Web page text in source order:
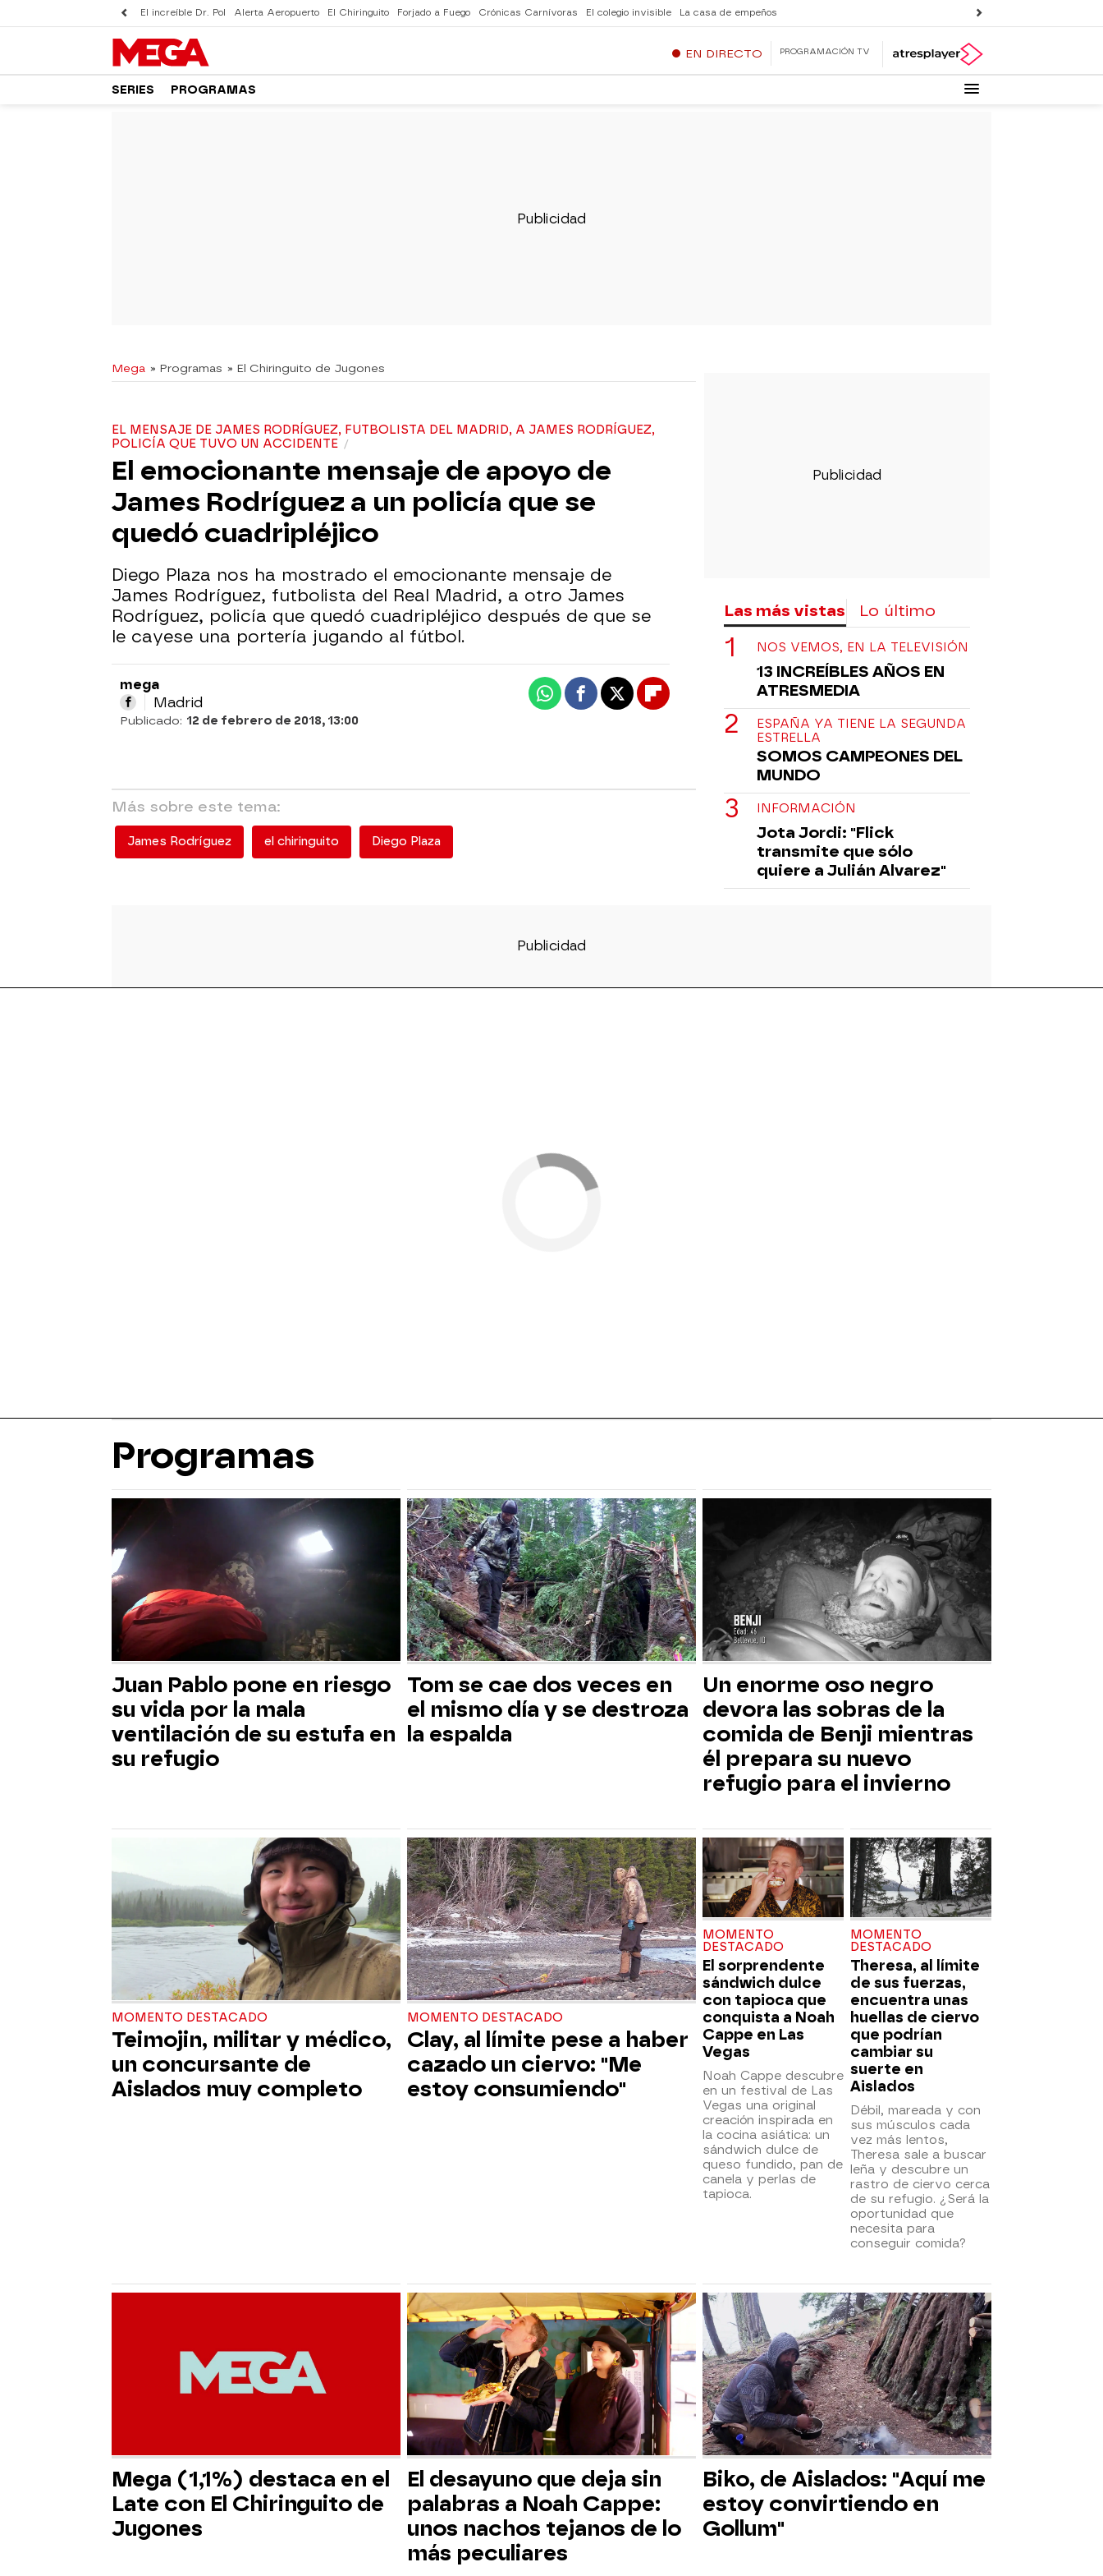
El increíble Dr. Pol Alerta Aeropuerto El Chiringuito Forjado a Fuego Crónicas Carnívoras El colegio invisible La casa de empeños
EN DIRECTO PROGRAMACIÓN TV
SERIES PROGRAMAS
Mega » Programas » El Chiringuito de Jugones
EL MENSAJE DE JAMES RODRÍGUEZ, FUTBOLISTA DEL MADRID, A JAMES RODRÍGUEZ,
POLICÍA QUE TUVO UN ACCIDENTE
El emocionante mensaje de apoyo de
James Rodríguez a un policía que se
quedó cuadripléjico
Diego Plaza nos ha mostrado el emocionante mensaje de
James Rodríguez, futbolista del Real Madrid, a otro James
Rodríguez, policía que quedó cuadripléjico después de que se
le cayese una portería jugando al fútbol.
mega
Madrid
Publicado: 12 de febrero de 2018, 13:00
WhatsappFacebook
X Flipboard
Más sobre este tema:
James Rodríguez el chiringuito Diego Plaza
Las más vistas Lo último
NOS VEMOS, EN LA TELEVISIÓN
13 INCREÍBLES AÑOS EN
ATRESMEDIA
ESPAÑA YA TIENE LA SEGUNDA
ESTRELLA
SOMOS CAMPEONES DEL
MUNDO
INFORMACIÓN
Jota Jordi: "Flick
transmite que sólo
quiere a Julián Alvarez"
Programas
Juan Pablo pone en riesgo
su vida por la mala
ventilación de su estufa en
su refugio
Tom se cae dos veces en
el mismo día y se destroza
la espalda
Un enorme oso negro
devora las sobras de la
comida de Benji mientras
él prepara su nuevo
refugio para el invierno
MOMENTO DESTACADO
Teimojin, militar y médico,
un concursante de
Aislados muy completo
MOMENTO DESTACADO
Clay, al límite pese a haber
cazado un ciervo: "Me
estoy consumiendo"
MOMENTO
DESTACADO
El sorprendente
sándwich dulce
con tapioca que
conquista a Noah
Cappe en Las
Vegas
Noah Cappe descubre
en un festival de Las
Vegas una original
creación inspirada en
la cocina asiática: un
sándwich dulce de
queso fundido, pan de
canela y perlas de
tapioca.
MOMENTO
DESTACADO
Theresa, al límite
de sus fuerzas,
encuentra unas
huellas de ciervo
que podrían
cambiar su
suerte en
Aislados
Débil, mareada y con
sus músculos cada
vez más lentos,
Theresa sale a buscar
leña y descubre un
rastro de ciervo cerca
de su refugio. ¿Será la
oportunidad que
necesita para
conseguir comida?
Mega (1,1%) destaca en el
Late con El Chiringuito de
Jugones
El desayuno que deja sin
palabras a Noah Cappe:
unos nachos tejanos de lo
más peculiares
Biko, de Aislados: "Aquí me
estoy convirtiendo en
Gollum"